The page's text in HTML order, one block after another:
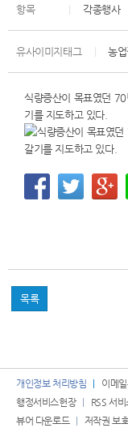
항목 각종행사
유사이미지태그 농
식량증산이 목표였던
기를 지도하고 있다.
목록
개인정보 처리방침
이메
행정서비스헌장
RSS 서
뷰어 다운로드
저작권 보